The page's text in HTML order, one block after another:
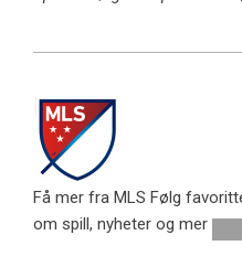
Få mer fra MLS Følg
om spill, nyheter og mer